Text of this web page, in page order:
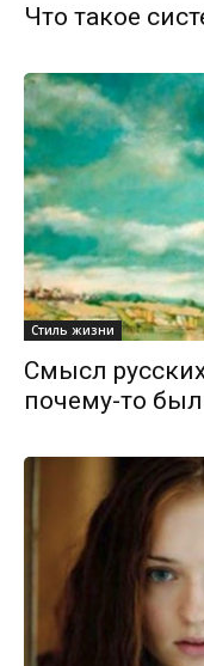
Что такое
Стиль жизни
Смысл
почему-то был